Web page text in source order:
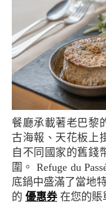
餐廳承載著老巴黎的記憶與魅力。牆上70年代的複
古海報、天花板上
自不同國家的舊錢
圍。 Refuge du
底鍋中盛滿了當地
的 優惠券在您的賬